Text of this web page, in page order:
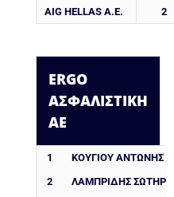
AIG HELLAS A.E. 2
ERGO
ΑΣΦΑΛΙΣΤΙΚΗ
ΑΕ
1
ΚΟΥΓΙΟΥ ΑΝΤΩΝΗΣ
2
ΛΑΜΠΡΙΔΗΣ ΣΩΤΗΡΗΣ